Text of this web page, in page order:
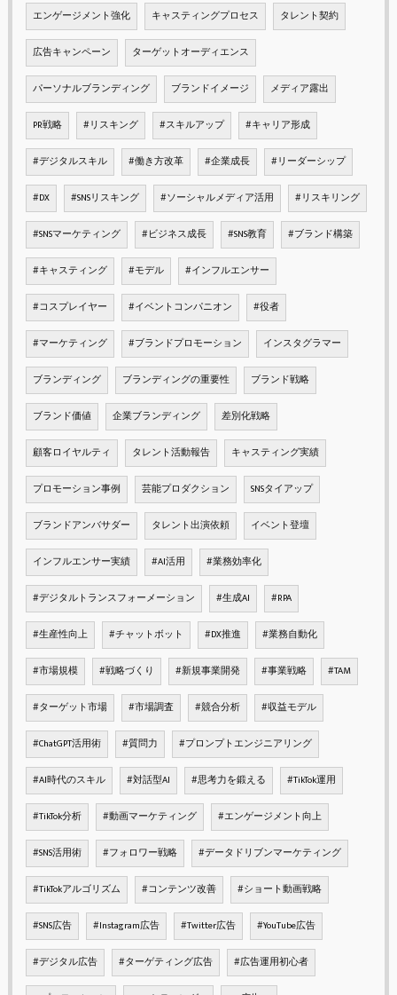
エンゲージメント強化 キャスティングプロセス タレント契約
広告キャンペーン ターゲットオーディエンス
パーソナルブランディング ブランドイメージ メディア露出
PR戦略 #リスキング #スキルアップ #キャリア形成
#デジタルスキル #働き方改革 #企業成長 #リーダーシップ
#DX #SNSリスキング #ソーシャルメディア活用 #リスキリング
#SNSマーケティング #ビジネス成長 #SNS教育 #ブランド構築
#キャスティング #モデル #インフルエンサー
#コスプレイヤー #イベントコンパニオン #役者
#マーケティング #ブランドプロモーション インスタグラマー
ブランディング ブランディングの重要性 ブランド戦略
ブランド価値 企業ブランディング 差別化戦略
顧客ロイヤルティ タレント活動報告 キャスティング実績
プロモーション事例 芸能プロダクション SNSタイアップ
ブランドアンバサダー タレント出演依頼 イベント登壇
インフルエンサー実績 #AI活用 #業務効率化
#デジタルトランスフォーメーション #生成AI #RPA
#生産性向上 #チャットボット #DX推進 #業務自動化
#市場規模 #戦略づくり #新規事業開発 #事業戦略 #TAM
#ターゲット市場 #市場調査 #競合分析 #収益モデル
#ChatGPT活用術 #質問力 #プロンプトエンジニアリング
#AI時代のスキル #対話型AI #思考力を鍛える #TikTok運用
#TikTok分析 #動画マーケティング #エンゲージメント向上
#SNS活用術 #フォロワー戦略 #データドリブンマーケティング
#TikTokアルゴリズム #コンテンツ改善 #ショート動画戦略
#SNS広告 #Instagram広告 #Twitter広告 #YouTube広告
#デジタル広告 #ターゲティング広告 #広告運用初心者